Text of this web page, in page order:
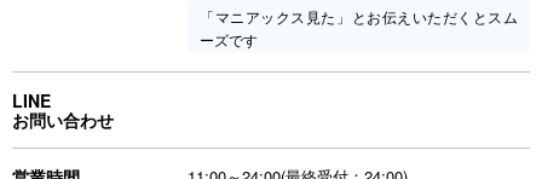
「マニアックス見た」とお伝えいただくとスム
ーズです
LINE
お問い合わせ